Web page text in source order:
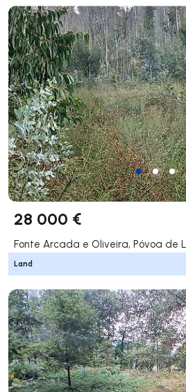
28 000 €
Fonte Arcada e Oliveira, Póvoa de
Land